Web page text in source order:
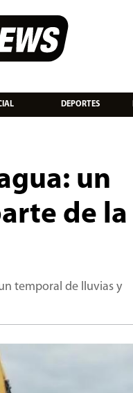
DEPORTES
un
de la
temporal de lluvias y